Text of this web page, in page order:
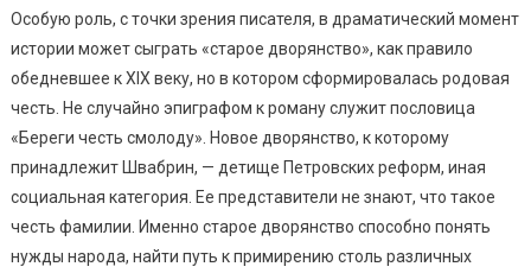
Особую роль, с точки зрения писателя, в драматический момент
истории может сыграть «старое дворянство», как правило
обедневшее к XIX веку, но в котором сформировалась родовая
честь. Не случайно эпиграфом к роману служит пословица
«Береги честь смолоду». Новое дворянство, к которому
принадлежит Швабрин, — детище Петровских реформ, иная
социальная категория. Ее представители не знают, что такое
честь фамилии. Именно старое дворянство способно понять
нужды народа, найти путь к примирению столь различных